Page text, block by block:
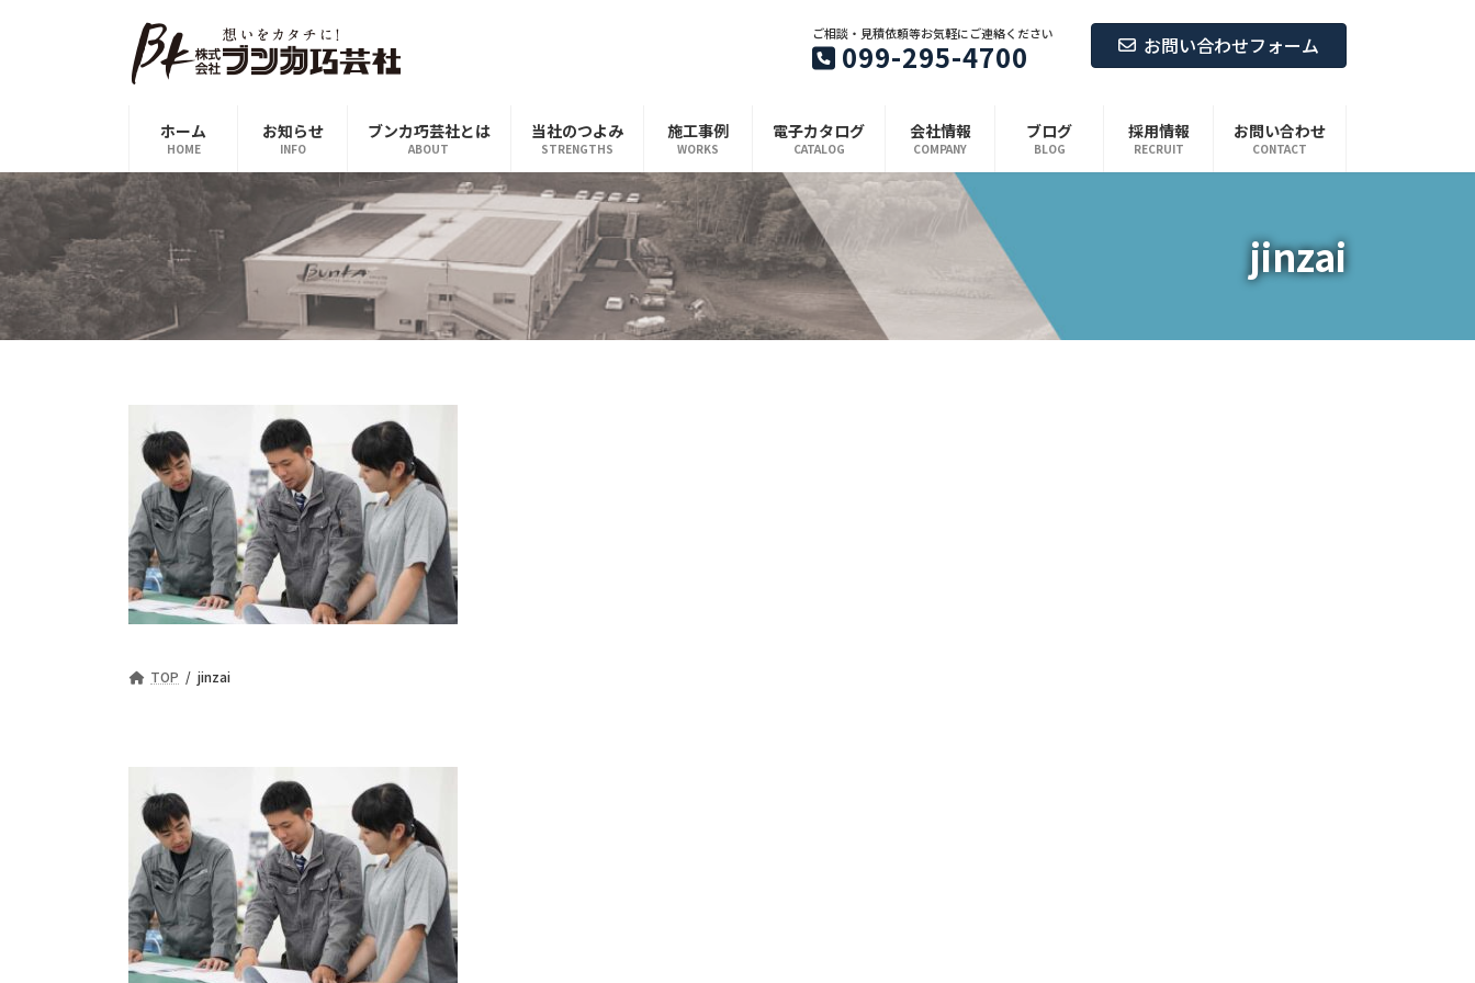
ス
キ
ッ
プ
ン
に
移
動
ご相談・見積依頼等お気軽にご連絡ください
099-295-4700 お問い合わせフォーム
ホーム
HOME
お知らせ
INFO
ブンカ巧芸社とは
ABOUT
当社のつよみ
STRENGTHS
施工事例
WORKS
電子カタログ
CATALOG
会社情報
COMPANY
ブログ
BLOG
採用情報
RECRUIT
お問い合わせ
CONTACT
jinzai
TOP jinzai